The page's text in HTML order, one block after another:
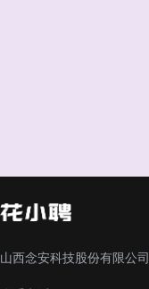
山西念安科技股份有限公司